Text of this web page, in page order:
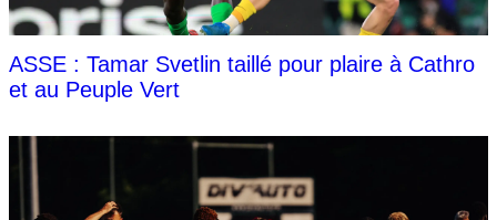
ASSE : Tamar Svetlin taillé pour plaire à Cathro
et au Peuple Vert